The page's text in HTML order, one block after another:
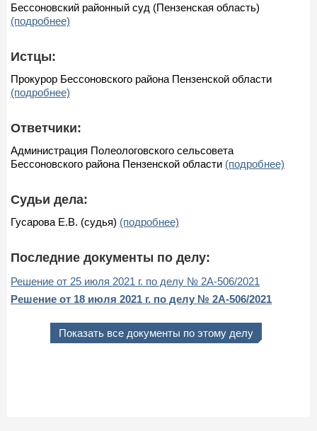
Бессоновский районный суд (Пензенская область)
(подробнее)
Истцы:
Прокурор Бессоновского района Пензенской области
(подробнее)
Ответчики:
Администрация Полеологовского сельсовета
Бессоновского района Пензенской области (подробнее)
Судьи дела:
Гусарова Е.В. (судья) (подробнее)
Последние документы по делу:
Решение от 25 июля 2021 г. по делу № 2А-506/2021
Решение от 18 июля 2021 г. по делу № 2А-506/2021
Показать все документы по этому делу